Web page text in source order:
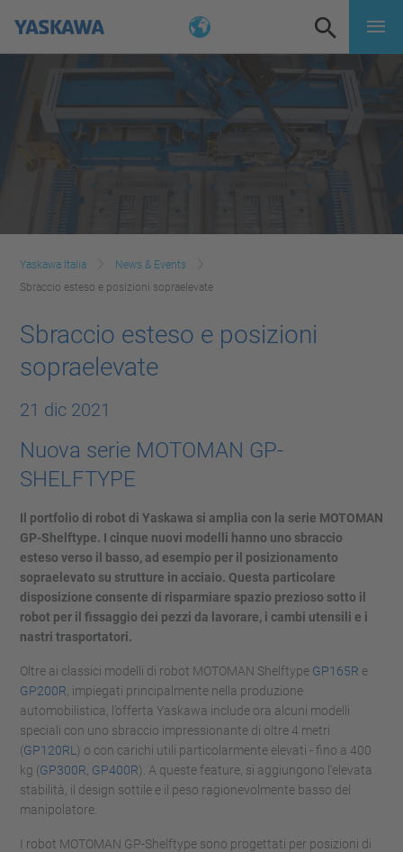
Yaskawa Italia
News & Events
Sbraccio esteso e posizioni sopraelevate
Sbraccio esteso e posizioni
sopraelevate
21 dic 2021
Nuova serie MOTOMAN GP-
SHELFTYPE
Il portfolio di robot di Yaskawa si amplia con la serie MOTOMAN
GP-Shelftype. I cinque nuovi modelli hanno uno sbraccio
esteso verso il basso, ad esempio per il posizionamento
sopraelevato su strutture in acciaio. Questa particolare
disposizione consente di risparmiare spazio prezioso sotto il
robot per il fissaggio dei pezzi da lavorare, i cambi utensili e i
nastri trasportatori.
Oltre ai classici modelli di robot MOTOMAN Shelftype GP165R e
GP200R , impiegati principalmente nella produzione
automobilistica, l’offerta Yaskawa include ora alcuni modelli
speciali con uno sbraccio impressionante di oltre 4 metri
(GP120RL ) o con carichi utili particolarmente elevati - fino a 400
kg (GP300R GP400R). A queste feature, si aggiungono l'elevata
stabilità, il design sottile e il peso ragionevolmente basso del
manipolatore.
I robot MOTOMAN GP-Shelftype sono progettati per posizioni di